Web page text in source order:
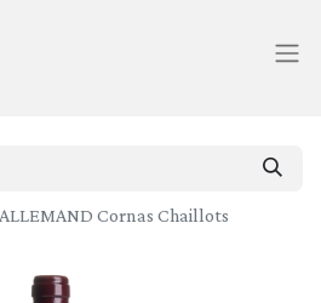
Cornas Chaillots